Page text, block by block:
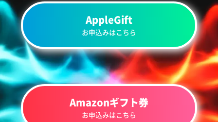
AppleGift
お申込みはこちら
Amazonギフト券
お申込みはこちら